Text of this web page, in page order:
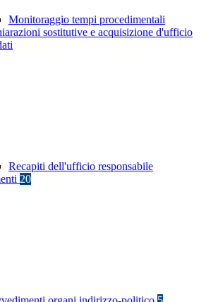
Monitoraggio tempi procedimentali
sostitutive e acquisizione d'ufficio
Recapiti dell'ufficio responsabile
20